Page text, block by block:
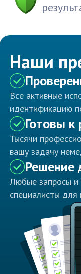
Наши
Все активные
идентификацию
Готовы
Тысячи
вашу задачу
Решение
Любые запросы
специалисты